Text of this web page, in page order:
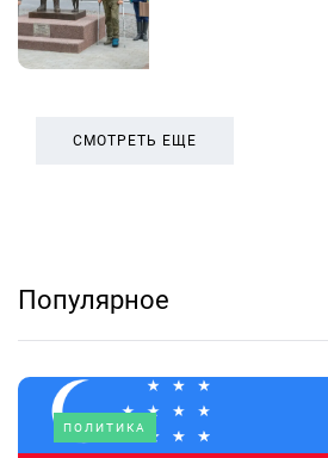
СМОТРЕТЬ ЕЩЕ
Популярное
ПОЛИТИКА